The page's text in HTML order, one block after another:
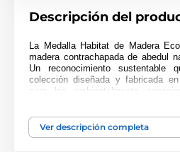
Descripción del
La Medalla Habitat de Madera
madera contrachapada de abedul
Un reconocimiento sustentable
colección diseñada y fabricada
para los ambientalmente
Impresa a full color, esta medalla
única. Elija entre tres tamaños
Ver descripción completa